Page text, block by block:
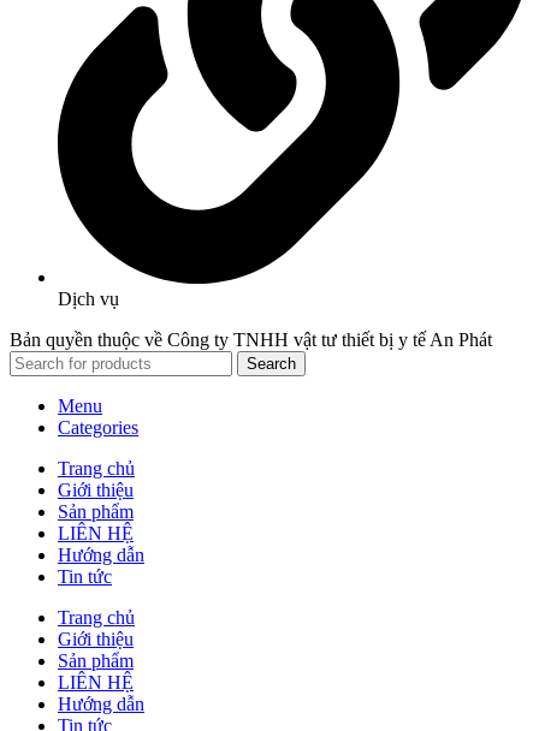
Dịch vụ
Bản quyền thuộc về Công ty TNHH vật tư thiết bị y tế An Phát
Search
Menu
Categories
Trang chủ
Giới thiệu
Sản phẩm
LIÊN HỆ
Hướng dẫn
Tin tức
Trang chủ
Giới thiệu
Sản phẩm
LIÊN HỆ
Hướng dẫn
Tin tức